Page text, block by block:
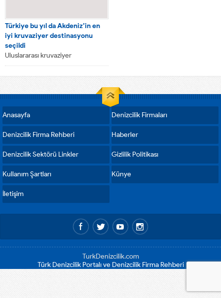
Türkiye bu yıl da Akdeniz’in en
iyi kruvaziyer destinasyonu
seçildi
Uluslararası kruvaziyer
turizmindeki gelişmeleri takip
eden, 1998 yılından bu yana
kategorilerde...
Anasayfa Denizcilik Firmaları
Denizcilik Firma Rehberi Haberler
Denizcilik Sektörü Linkler Gizlilik Politikası
Kullanım Şartları Künye
İletişim
TurkDenizcilik.com
Türk Denizcilik Portalı ve Denizcilik Firma Rehberi